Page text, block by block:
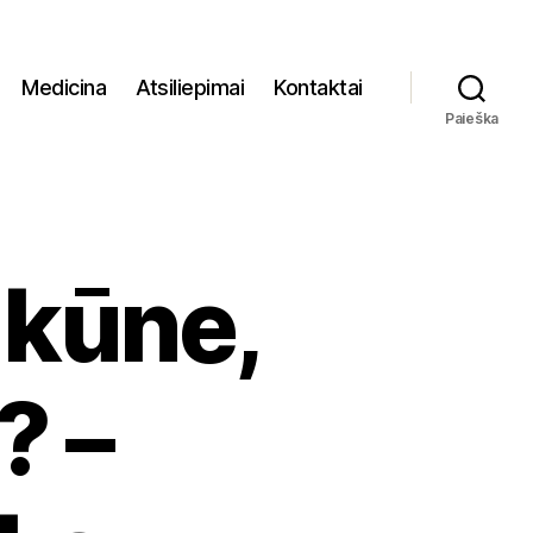
Medicina Atsiliepimai Kontaktai
Paieška
–